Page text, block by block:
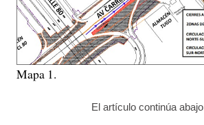
Mapa 1.
El artículo continúa abajo